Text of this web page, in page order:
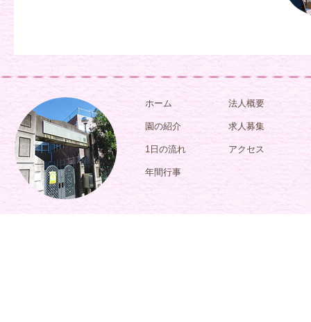
ホーム 法人概要
園の紹介 求人募集
1日の流れ アクセス
年間行事